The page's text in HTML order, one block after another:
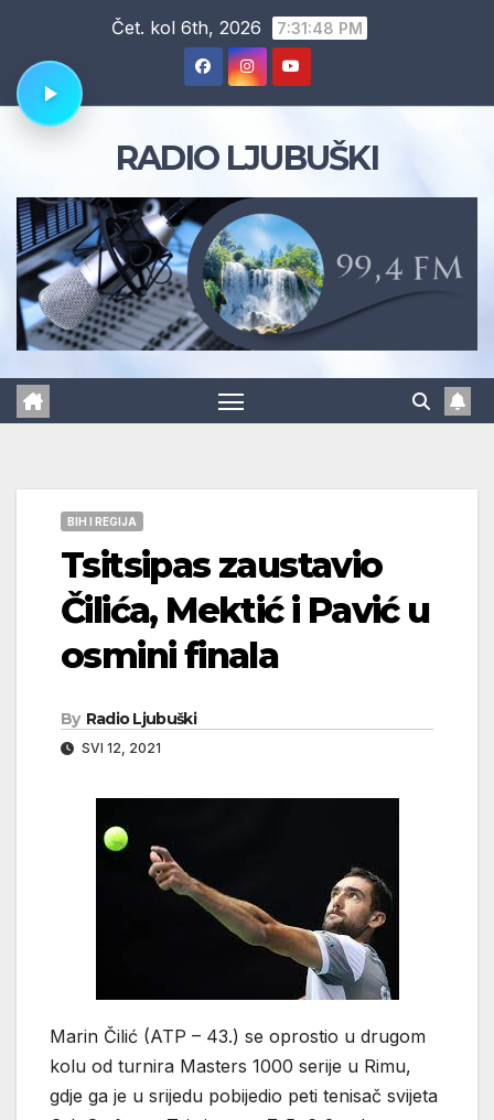
content
Čet. kol 6th, 2026 7:31:49 PM
RADIO LJUBUŠKI
BIH I REGIJA
Tsitsipas zaustavio
Čilića, Mektić i Pavić u
osmini finala
By Radio Ljubuški
SVI 12, 2021
Marin Čilić (ATP – 43.) se oprostio u drugom
kolu od turnira Masters 1000 serije u Rimu,
gdje ga je u srijedu pobijedio peti tenisač svijeta